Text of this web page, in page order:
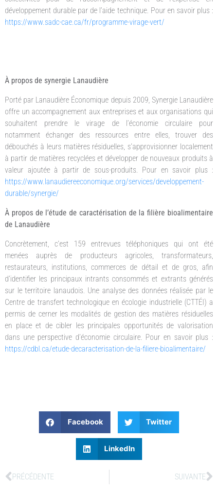
développement durable par de l’aide technique. Pour en savoir plus :
https://www.sadc-cae.ca/fr/programme-virage-vert/
À propos de synergie Lanaudière
Porté par Lanaudière Économique depuis 2009, Synergie Lanaudière
offre un accompagnement aux entreprises et aux organisations qui
souhaitent prendre le virage de l’économie circulaire pour
notamment échanger des ressources entre elles, trouver des
débouchés à leurs matières résiduelles, s’approvisionner localement
à partir de matières recyclées et développer de nouveaux produits à
valeur ajoutée à partir de sous-produits. Pour en savoir plus :
https://www.lanaudiereeconomique.org/services/developpement-
durable/synergie/
À propos de l’étude de caractérisation de la filière bioalimentaire
de Lanaudière
Concrètement, c’est 159 entrevues téléphoniques qui ont été
menées auprès de producteurs agricoles, transformateurs,
restaurateurs, institutions, commerces de détail et de gros, afin
d’identifier les principaux intrants consommés et extrants générés
sur le territoire lanaudois. Une analyse des données réalisée par le
Centre de transfert technologique en écologie industrielle (CTTÉI) a
permis de cerner les modalités de gestion des matières résiduelles
en place et de cibler les principales opportunités de valorisation
dans une perspective d’économie circulaire. Pour en savoir plus :
https://cdbl.ca/etude-decaracterisation-de-la-filiere-bioalimentaire/
Facebook Twitter
LinkedIn
PRÉCÉDENTE SUIVANTE